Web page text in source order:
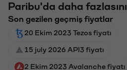
Paribu'da daha
Son gezilen geçmiş fiyatlar
20 Ekim 2023 Tezos fiyatı
15 july 2026 API3 fiyatı
2 Ekim 2023 Avalanche fiyatı